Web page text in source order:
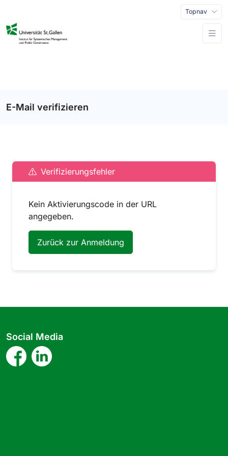
Topnav
E-Mail verifizieren
Verifizierungsfehler
Kein Aktivierungscode in der URL
angegeben.
Zurück zur Anmeldung
Social Media